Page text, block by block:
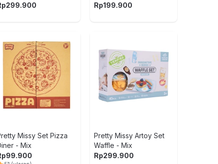
299.900
Machine - Mix
Rp199.900
Missy Set Pizza
- Mix
99.900
Pretty Missy Artoy Set
Waffle - Mix
Rp299.900